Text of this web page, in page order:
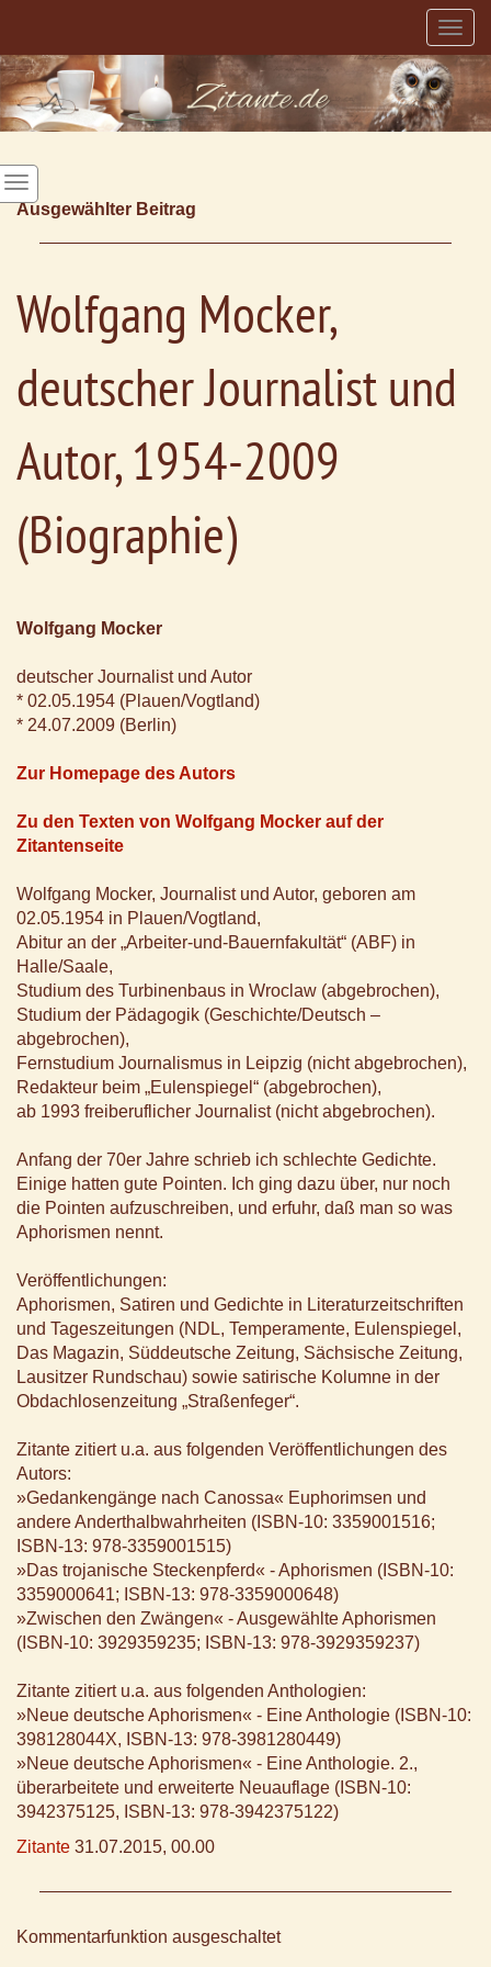
Ausgewählter Beitrag
Wolfgang Mocker,
deutscher Journalist und
Autor, 1954-2009
(Biographie)
Wolfgang Mocker
deutscher Journalist und Autor
* 02.05.1954 (Plauen/Vogtland)
* 24.07.2009 (Berlin)
Zur Homepage des Autors
Zu den Texten von Wolfgang Mocker auf der
Zitantenseite
Wolfgang Mocker, Journalist und Autor, geboren am
02.05.1954 in Plauen/Vogtland,
Abitur an der „Arbeiter-und-Bauernfakultät“ (ABF) in
Halle/Saale,
Studium des Turbinenbaus in Wroclaw (abgebrochen),
Studium der Pädagogik (Geschichte/Deutsch –
abgebrochen),
Fernstudium Journalismus in Leipzig (nicht abgebrochen),
Redakteur beim „Eulenspiegel“ (abgebrochen),
ab 1993 freiberuflicher Journalist (nicht abgebrochen).
Anfang der 70er Jahre schrieb ich schlechte Gedichte.
Einige hatten gute Pointen. Ich ging dazu über, nur noch
die Pointen aufzuschreiben, und erfuhr, daß man so was
Aphorismen nennt.
Veröffentlichungen:
Aphorismen, Satiren und Gedichte in Literaturzeitschriften
und Tageszeitungen (NDL, Temperamente, Eulenspiegel,
Das Magazin, Süddeutsche Zeitung, Sächsische Zeitung,
Lausitzer Rundschau) sowie satirische Kolumne in der
Obdachlosenzeitung „Straßenfeger“.
Zitante zitiert u.a. aus folgenden Veröffentlichungen des
Autors:
»Gedankengänge nach Canossa« Euphorimsen und
andere Anderthalbwahrheiten (ISBN-10: 3359001516;
ISBN-13: 978-3359001515)
»Das trojanische Steckenpferd« - Aphorismen (ISBN-10:
3359000641; ISBN-13: 978-3359000648)
»Zwischen den Zwängen« - Ausgewählte Aphorismen
(ISBN-10: 3929359235; ISBN-13: 978-3929359237)
Zitante zitiert u.a. aus folgenden Anthologien:
»Neue deutsche Aphorismen« - Eine Anthologie (ISBN-10:
398128044X, ISBN-13: 978-3981280449)
»Neue deutsche Aphorismen« - Eine Anthologie. 2.,
überarbeitete und erweiterte Neuauflage (ISBN-10:
3942375125, ISBN-13: 978-3942375122)
Zitante 31.07.2015, 00.00
Kommentarfunktion ausgeschaltet